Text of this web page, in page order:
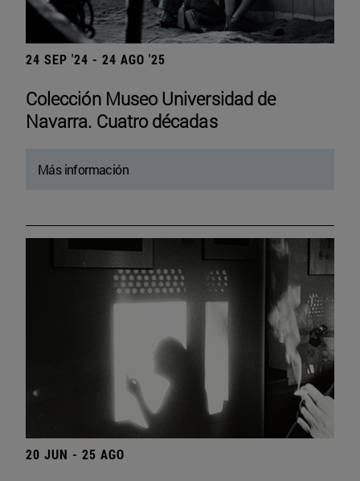
24 SEP '24 - 24 AGO '25
Colección Museo Universidad de
Navarra. Cuatro décadas
Más información
20 JUN - 25 AGO